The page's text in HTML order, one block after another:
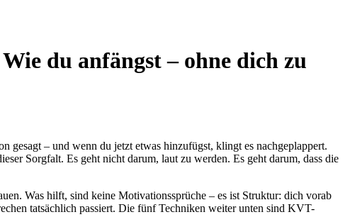
du anfängst – ohne dich zu
gesagt – und wenn du jetzt etwas hinzufügst, klingt es nachgeplappert.
Sorgfalt. Es geht nicht darum, laut zu werden. Es geht darum, dass die
Was hilft, sind keine Motivationssprüche – es ist Struktur: dich vorab
tatsächlich passiert. Die fünf Techniken weiter unten sind KVT-